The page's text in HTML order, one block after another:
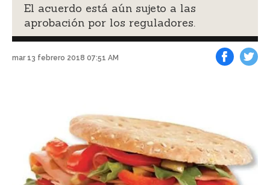
El acuerdo está aún sujeto a las
aprobación por los reguladores.
mar 13 febrero 2018 07:51 AM